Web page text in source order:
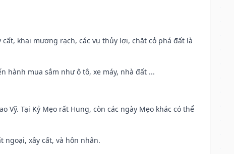
khai mương rạch, các vụ thủy lợi, chặt cỏ phá đất là
hành mua sắm như ô tô, xe máy, nhà đất ...
Vỹ. Tại Kỷ Mẹo rất Hung, còn các ngày Mẹo khác có thể
ngoại, xây cất, và hôn nhân.